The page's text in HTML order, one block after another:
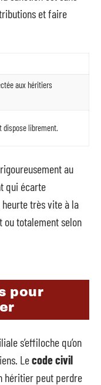
et faire
aux héritiers
dispose librement.
au
qui écarte
très vite à la
ou totalement selon
pour
s’effiloche qu’on
Lecode civil
héritier peut perdre